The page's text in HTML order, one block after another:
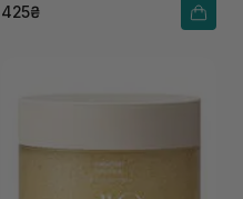
425₴